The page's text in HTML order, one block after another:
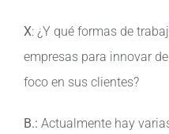
X: ¿Y qué formas de
empresas para innovar
foco en sus clientes?
B.: Actualmente hay